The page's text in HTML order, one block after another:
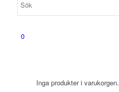
0
Inga produkter i varukorgen.